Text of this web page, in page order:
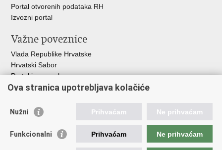
Portal otvorenih podataka RH
Izvozni portal
Važne poveznice
Vlada Republike Hrvatske
Hrvatski Sabor
Portal javne nabave
Centralizirani sustav za zapošljavanje
Institucije i Javne ustanove u nadležnosti
Ministarstva
Fond za zaštitu okoliša i energetsku učinkovitost
Ova stranica upotrebljava kolačiće
Nužni Prihvaćam Ne prihvaćam
Funkcionalni Prihvaćam Ne prihvaćam